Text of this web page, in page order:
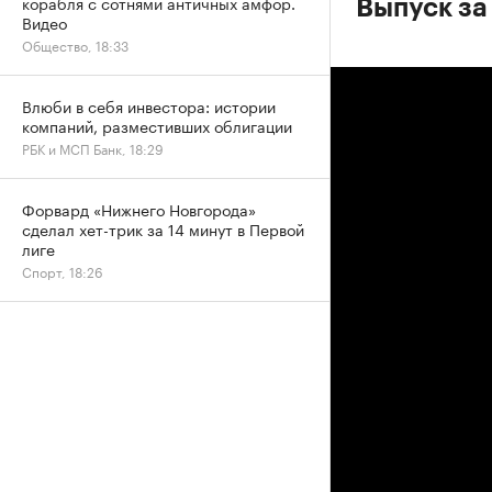
Выпуск
Видео
Общество, 18:33
Влюби в себя инвестора: истории
компаний, разместивших облигации
РБК и МСП Банк, 18:29
Форвард «Нижнего Новгорода»
сделал хет-трик за 14 минут в Первой
лиге
Спорт, 18:26